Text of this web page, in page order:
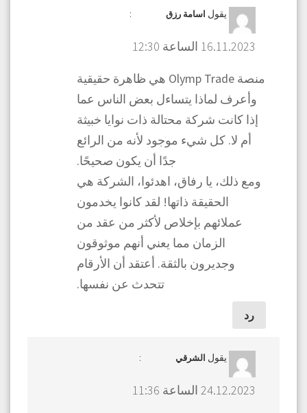
يقول اسامة رزق :
16.11.2023 الساعة 12:30
منصة Olymp Trade هي ظاهرة حقيقية
وأعرف لماذا يتساءل بعض الناس عما
إذا كانت شركة محتالة ذات نوايا خبيثة
أم لا. كل شيء موجود لأنه من الرائع
جدًا أن يكون صحيحًا.
ومع ذلك، يا رفاق، اهدئوا، الشركة هي
الحقيقة ذاتها! لقد كانوا يخدمون
عملائهم بإخلاص لأكثر من عقد من
الزمان مما يعني أنهم موثوقون
وجديرون بالثقة. أعتقد أن الأرقام
تتحدث عن نفسها.
رد
يقول الشرقي :
24.12.2023 الساعة 11:36